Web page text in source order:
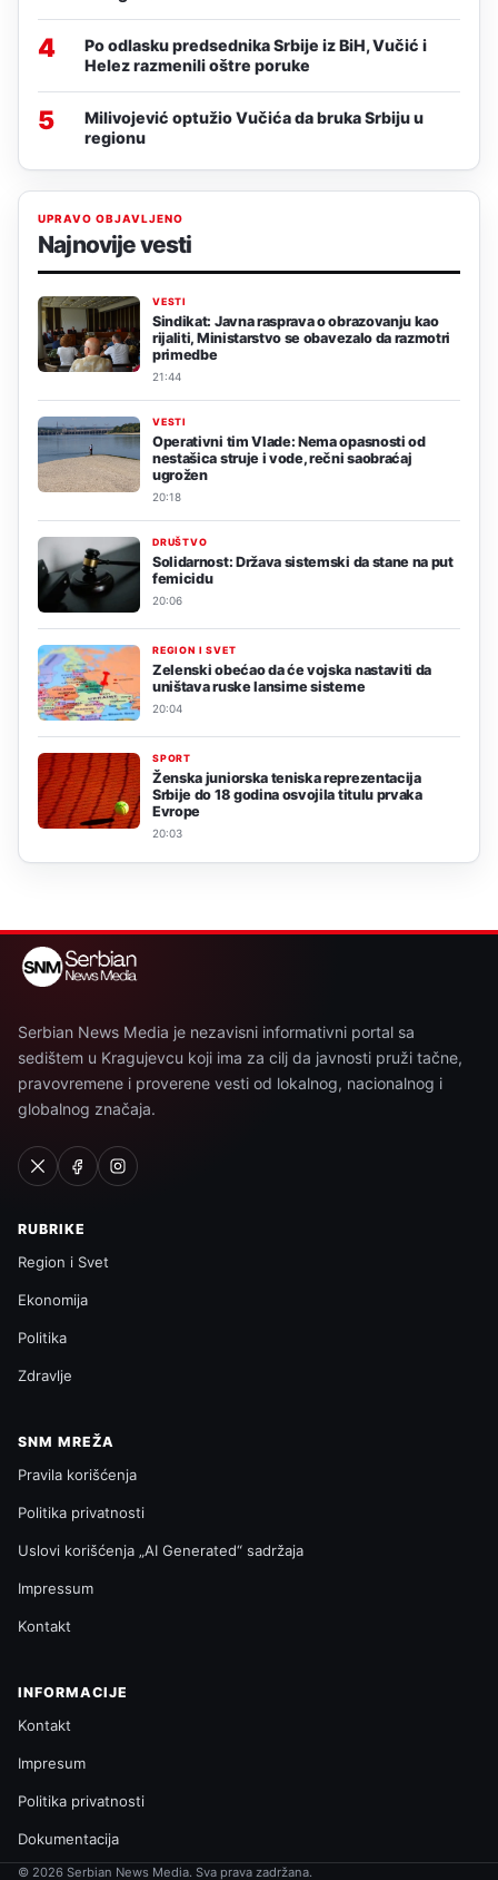
4
Po odlasku predsednika Srbije iz BiH, Vučić i
Helez razmenili oštre poruke
5
Milivojević optužio Vučića da bruka Srbiju u
regionu
UPRAVO OBJAVLJENO
Najnovije vesti
VESTI
Sindikat: Javna rasprava o obrazovanju kao
rijaliti, Ministarstvo se obavezalo da razmotri
primedbe
21:44
VESTI
Operativni tim Vlade: Nema opasnosti od
nestašica struje i vode, rečni saobraćaj
ugrožen
20:18
DRUŠTVO
Solidarnost: Država sistemski da stane na put
femicidu
20:06
REGION I SVET
Zelenski obećao da će vojska nastaviti da
uništava ruske lansirne sisteme
20:04
SPORT
Ženska juniorska teniska reprezentacija
Srbije do 18 godina osvojila titulu prvaka
Evrope
20:03
Serbian News Media je nezavisni informativni portal sa
sedištem u Kragujevcu koji ima za cilj da javnosti pruži tačne,
pravovremene i proverene vesti od lokalnog, nacionalnog i
globalnog značaja.
RUBRIKE
Region i Svet
Ekonomija
Politika
Zdravlje
SNM MREŽA
Pravila korišćenja
Politika privatnosti
Uslovi korišćenja „AI Generated“ sadržaja
Impressum
Kontakt
INFORMACIJE
Kontakt
Impresum
Politika privatnosti
Dokumentacija
© 2026 Serbian News Media. Sva prava zadržana.